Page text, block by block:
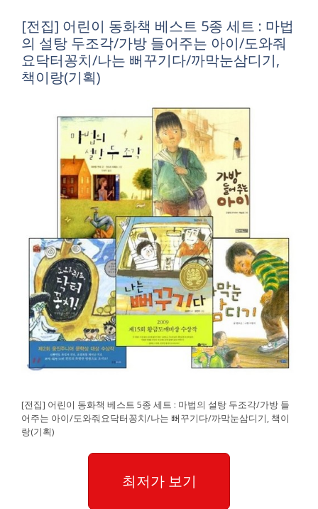
[전집] 어린이 동화책 베스트 5종 세트 : 마법
의 설탕 두조각/가방 들어주는 아이/도와줘
요닥터꽁치/나는 뻐꾸기다/까막눈삼디기,
책이랑(기획)
[전집] 어린이 동화책 베스트 5종 세트 : 마법의 설탕 두조각/가방 들
어주는 아이/도와줘요닥터꽁치/나는 뻐꾸기다/까막눈삼디기, 책이
랑(기획)
최저가 보기